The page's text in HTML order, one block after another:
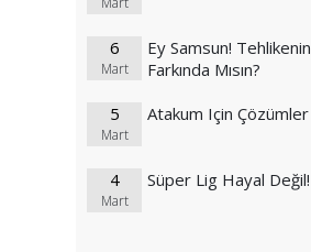
6
Mart
Ey Samsun! Tehlikenin
Farkında Mısın?
5
Mart
Atakum Için Çözümler
4
Mart
Süper Lig Hayal Değil!